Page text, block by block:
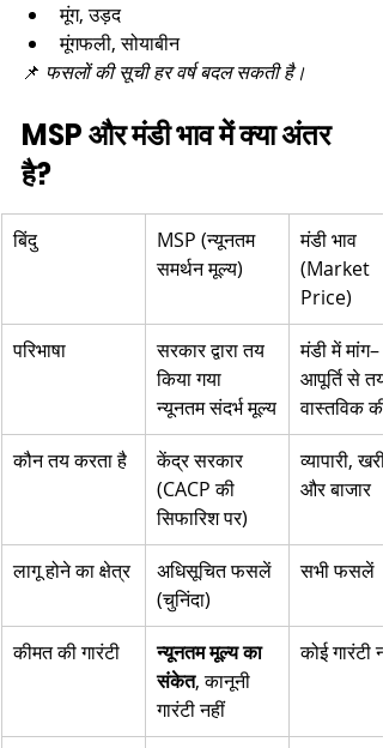
मूंग, उड़द
मूंगफली, सोयाबीन
📌 फसलों की सूची हर वर्ष बदल सकती है।
MSP और मंडी भाव में क्या अंतर
है?
बिंदु
MSP (न्यूनतम
समर्थन मूल्य)
मंडी भाव
(Market
Price)
परिभाषा
सरकार द्वारा तय
किया गया
न्यूनतम संदर्भ मूल्य
मंडी में मांग–
आपूर्ति से तय
वास्तविक
कौन तय करता है
केंद्र सरकार
(CACP की
सिफारिश पर)
व्यापारी,
और बाजार
लागू होने का क्षेत्र
अधिसूचित फसलें
(चुनिंदा)
सभी फसलें
कीमत की गारंटी
न्यूनतम मूल्य का
संकेत, कानूनी
गारंटी नहीं
कोई गारंटी